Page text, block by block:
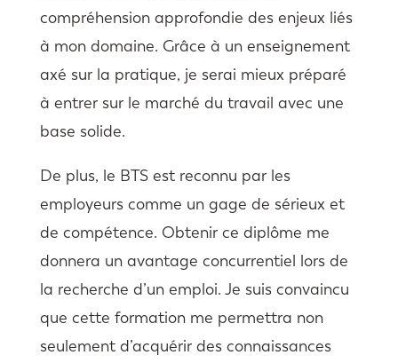
compréhension approfondie des enjeux liés
à mon domaine. Grâce à un enseignement
axé sur la pratique, je serai mieux préparé
à entrer sur le marché du travail avec une
base solide.
De plus, le BTS est reconnu par les
employeurs comme un gage de sérieux et
de compétence. Obtenir ce diplôme me
donnera un avantage concurrentiel lors de
la recherche d’un emploi. Je suis convaincu
que cette formation me permettra non
seulement d’acquérir des connaissances